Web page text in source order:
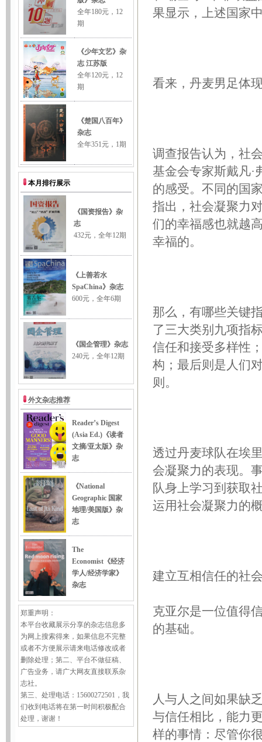
果显示，上述国家
看来，丹麦男足体
调查报告认为，社
基金会专家斯戴凡·
的感受。不同的国
指出，社会凝聚力
们的幸福感也就越
幸福的。
那么，有哪些关键
了三大类别九项指
信任和接受多样性
构；最后则是人们
则。
透过丹麦球队在埃
会凝聚力的表现。
队身上学习到获取
运用社会凝聚力的
建立互相信任的社
克亚尔是一位值得
的基础。
人与人之间如果缺
与信任相比，能力
样的事情：尽管你